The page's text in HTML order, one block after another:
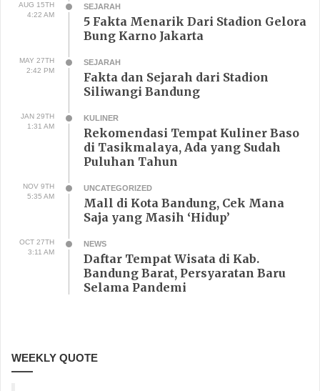
AUG 15TH
4:22 AM
SEJARAH
5 Fakta Menarik Dari Stadion Gelora
Bung Karno Jakarta
MAY 27TH
2:42 PM
SEJARAH
Fakta dan Sejarah dari Stadion
Siliwangi Bandung
JAN 29TH
1:31 AM
KULINER
Rekomendasi Tempat Kuliner Baso
di Tasikmalaya, Ada yang Sudah
Puluhan Tahun
NOV 9TH
5:35 AM
UNCATEGORIZED
Mall di Kota Bandung, Cek Mana
Saja yang Masih ‘Hidup’
OCT 27TH
3:11 AM
NEWS
Daftar Tempat Wisata di Kab.
Bandung Barat, Persyaratan Baru
Selama Pandemi
WEEKLY QUOTE